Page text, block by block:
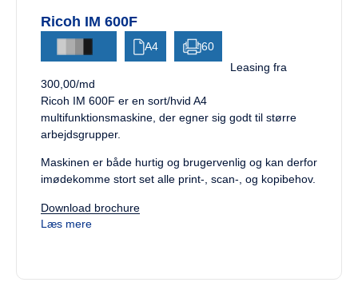
Ricoh IM 600F
A4
60
Leasing fra
300,00/md
Ricoh IM 600F er en sort/hvid A4
multifunktionsmaskine, der egner sig godt til større
arbejdsgrupper.
Maskinen er både hurtig og brugervenlig og kan derfor
imødekomme stort set alle print-, scan-, og kopibehov.
Download brochure
Læs mere